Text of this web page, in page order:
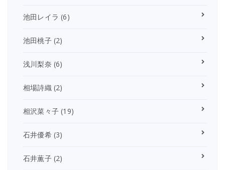
池田レイラ (6)
池田桃子(2)
浅川梨奈 (6)
相場詩織(2)
相沢菜々子 (19)
石井優希(3)
石井薫子(2)